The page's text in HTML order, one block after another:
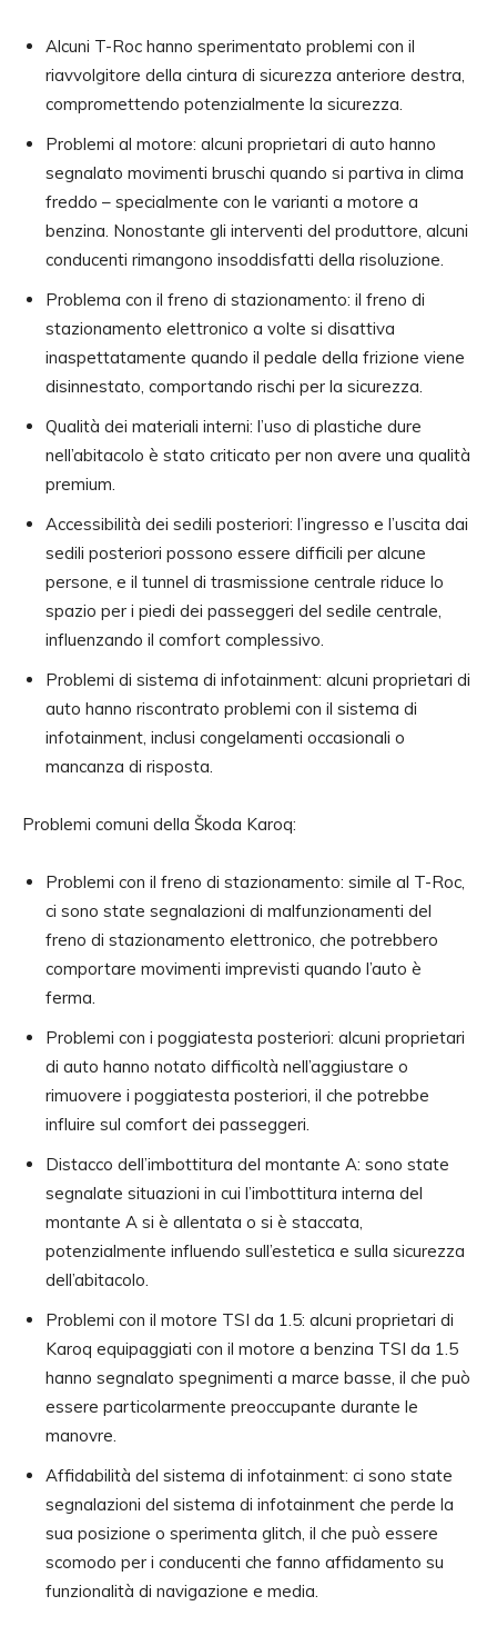
Alcuni T-Roc hanno sperimentato problemi con il
riavvolgitore della cintura di sicurezza anteriore destra,
compromettendo potenzialmente la sicurezza.
Problemi al motore: alcuni proprietari di auto hanno
segnalato movimenti bruschi quando si partiva in clima
freddo – specialmente con le varianti a motore a
benzina. Nonostante gli interventi del produttore, alcuni
conducenti rimangono insoddisfatti della risoluzione.
Problema con il freno di stazionamento: il freno di
stazionamento elettronico a volte si disattiva
inaspettatamente quando il pedale della frizione viene
disinnestato, comportando rischi per la sicurezza.
Qualità dei materiali interni: l’uso di plastiche dure
nell’abitacolo è stato criticato per non avere una qualità
premium.
Accessibilità dei sedili posteriori: l’ingresso e l’uscita dai
sedili posteriori possono essere difficili per alcune
persone, e il tunnel di trasmissione centrale riduce lo
spazio per i piedi dei passeggeri del sedile centrale,
influenzando il comfort complessivo.
Problemi di sistema di infotainment: alcuni proprietari di
auto hanno riscontrato problemi con il sistema di
infotainment, inclusi congelamenti occasionali o
mancanza di risposta.
Problemi comuni della Škoda Karoq:
Problemi con il freno di stazionamento: simile al T-Roc,
ci sono state segnalazioni di malfunzionamenti del
freno di stazionamento elettronico, che potrebbero
comportare movimenti imprevisti quando l’auto è
ferma.
Problemi con i poggiatesta posteriori: alcuni proprietari
di auto hanno notato difficoltà nell’aggiustare o
rimuovere i poggiatesta posteriori, il che potrebbe
influire sul comfort dei passeggeri.
Distacco dell’imbottitura del montante A: sono state
segnalate situazioni in cui l’imbottitura interna del
montante A si è allentata o si è staccata,
potenzialmente influendo sull’estetica e sulla sicurezza
dell’abitacolo.
Problemi con il motore TSI da 1.5: alcuni proprietari di
Karoq equipaggiati con il motore a benzina TSI da 1.5
hanno segnalato spegnimenti a marce basse, il che può
essere particolarmente preoccupante durante le
manovre.
Affidabilità del sistema di infotainment: ci sono state
segnalazioni del sistema di infotainment che perde la
sua posizione o sperimenta glitch, il che può essere
scomodo per i conducenti che fanno affidamento su
funzionalità di navigazione e media.